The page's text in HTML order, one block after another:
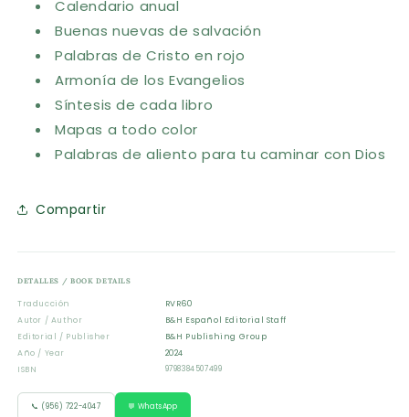
Calendario anual
Buenas nuevas de salvación
Palabras de Cristo en rojo
Armonía de los Evangelios
Síntesis de cada libro
Mapas a todo color
Palabras de aliento para tu caminar con Dios
Compartir
DETALLES / BOOK DETAILS
Traducción
RVR60
Autor / Author
B&H Español Editorial Staff
Editorial / Publisher
B&H Publishing Group
Año / Year
2024
ISBN
9798384507499
📞 (956) 722-4047 💬 WhatsApp